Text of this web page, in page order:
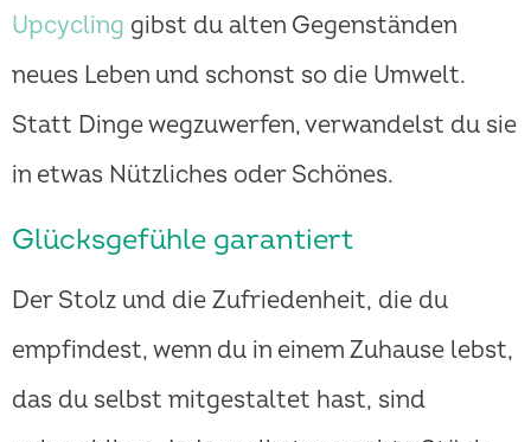
Upcycling gibst du alten Gegenständen
neues Leben und schonst so die Umwelt.
Statt Dinge wegzuwerfen, verwandelst du sie
in etwas Nützliches oder Schönes.
Glücksgefühle garantiert
Der Stolz und die Zufriedenheit, die du
empfindest, wenn du in einem Zuhause lebst,
das du selbst mitgestaltet hast, sind